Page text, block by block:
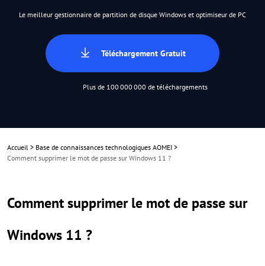
Le meilleur gestionnaire de partition de disque Windows et optimiseur de PC
Téléchargement Gratuit
Plus de 100 000 000 de téléchargements
Accueil > Base de connaissances technologiques AOMEI >
Comment supprimer le mot de passe sur Windows 11 ?
Comment supprimer le mot de passe sur
Windows 11 ?